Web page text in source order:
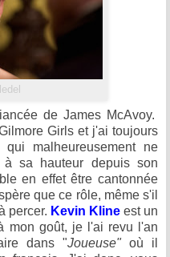
de James McAvoy.
Girls et j'ai toujours
malheureusement ne
sa hauteur depuis son
en effet être cantonnée
que ce rôle, même s'il
percer. Kevin Kline est un
mon goût, je l'ai revu l'an
dans "Joueuse"où il